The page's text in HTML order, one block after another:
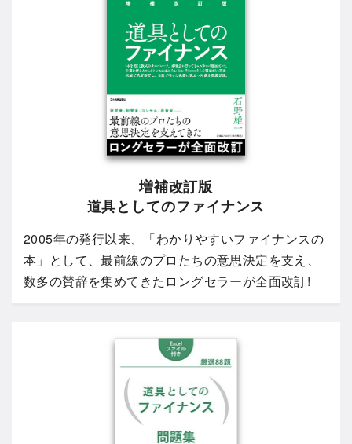
増補改訂版
道具としてのファイナンス
2005年の発行以来、「わかりやすいファイナンスの
本」として、最前線のプロたちの意思決定を支え、
数多の賛辞を集めてきたロングセラーが全面改訂!